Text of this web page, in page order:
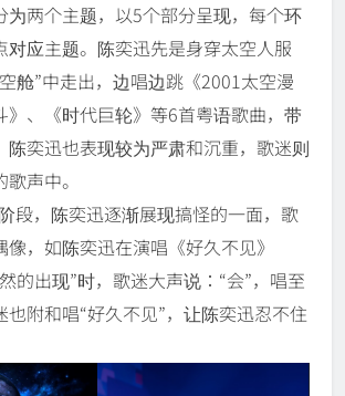
为两个主题，以5个部分呈现，每个环
对应主题。陈奕迅先是身穿太空人服
舱”中走出，边唱边跳《2001太空漫
》、《时代巨轮》等6首粤语歌曲，带
陈奕迅也表现较为严肃和沉重，歌迷则
声中。
段，陈奕迅逐渐展现搞怪的一面，歌
，如陈奕迅在演唱《好久不见》
的出现”时，歌迷大声说：“会”，唱至
也附和唱“好久不见”，让陈奕迅忍不住